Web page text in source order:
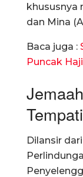
khususnya
dan Mina
Baca juga :
Puncak Haji
Dilansir